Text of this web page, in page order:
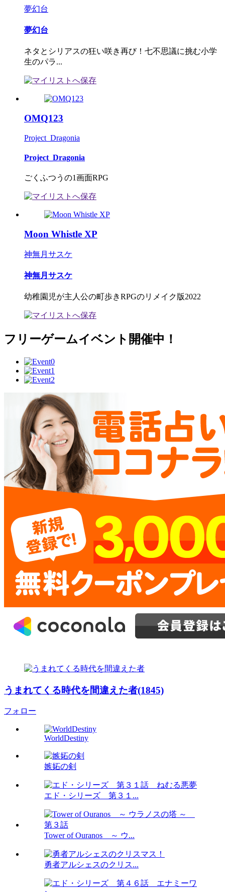
夢幻台
夢幻台
ネタとシリアスの狂い咲き再び！七不思議に挑む小学
生のパラ...
OMQ123
Project_Dragonia
Project_Dragonia
ごくふつうの1画面RPG
Moon Whistle XP
神無月サスケ
神無月サスケ
幼稚園児が主人公の町歩きRPGのリメイク版2022
フリーゲームイベント開催中！
うまれてくる時代を間違えた者(1845)
フォロー
WorldDestiny
嫉妬の剣
エド・シリーズ 第３１...
Tower of Ouranos ～ ウ...
勇者アルシェスのクリス...